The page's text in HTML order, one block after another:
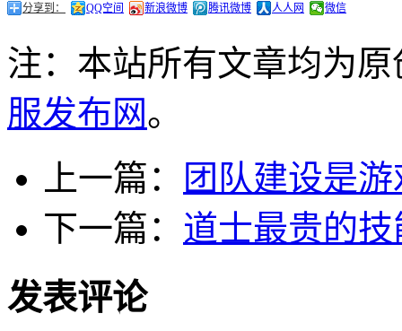
分享到： QQ空间 新浪微博 腾讯微博 人人网 微信
注：本站所有文章均为
服发布网。
上一篇：
团队建设是
下一篇： 道士最贵的
发表评论